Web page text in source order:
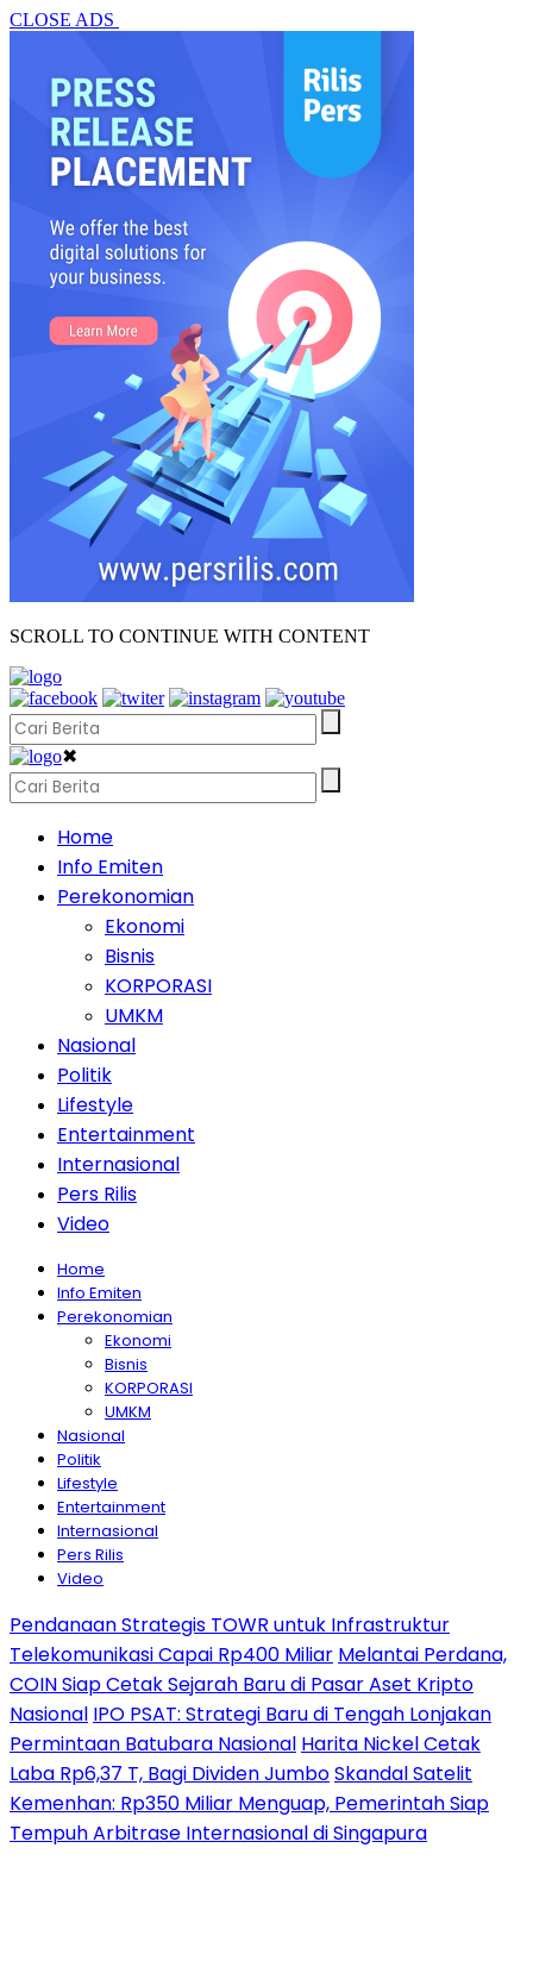
CLOSE ADS
SCROLL TO CONTINUE WITH CONTENT
✖
Home
Info Emiten
Perekonomian
Ekonomi
Bisnis
KORPORASI
UMKM
Nasional
Politik
Lifestyle
Entertainment
Internasional
Pers Rilis
Video
Home
Info Emiten
Perekonomian
Ekonomi
Bisnis
KORPORASI
UMKM
Nasional
Politik
Lifestyle
Entertainment
Internasional
Pers Rilis
Video
Pendanaan Strategis TOWR untuk Infrastruktur
Telekomunikasi Capai Rp400 Miliar Melantai Perdana,
COIN Siap Cetak Sejarah Baru di Pasar Aset Kripto
Nasional IPO PSAT: Strategi Baru di Tengah Lonjakan
Permintaan Batubara Nasional Harita Nickel Cetak
Laba Rp6,37 T, Bagi Dividen JumboSkandal Satelit
Kemenhan: Rp350 Miliar Menguap, Pemerintah Siap
Tempuh Arbitrase Internasional di Singapura